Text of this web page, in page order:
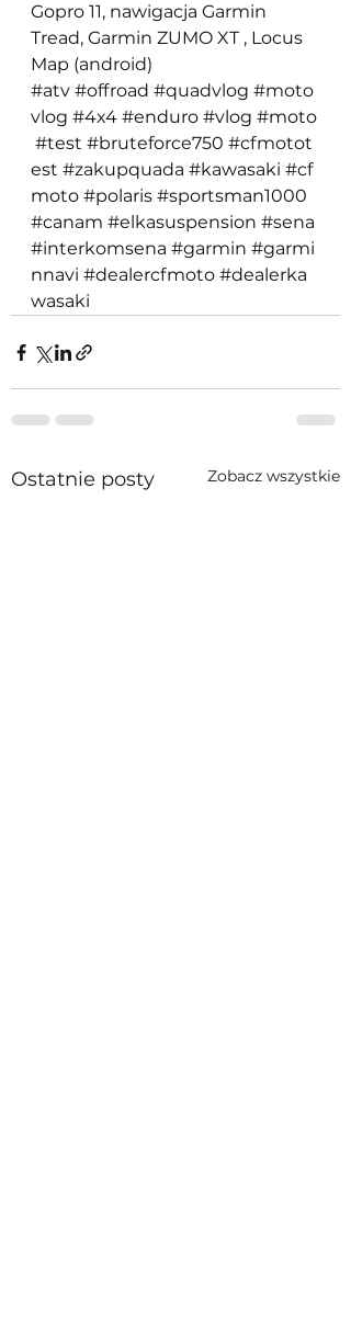
Gopro 11, nawigacja Garmin
Tread, Garmin ZUMO XT , Locus
Map (android)
#atv #offroad #quadvlog #moto
vlog #4x4 #enduro #vlog #moto
#test #bruteforce750 #cfmotot
est #zakupquada #kawasaki #cf
moto #polaris #sportsman1000
#canam #elkasuspension #sena
#interkomsena #garmin #garmi
nnavi #dealercfmoto #dealerka
wasaki
Ostatnie posty Zobacz wszystkie